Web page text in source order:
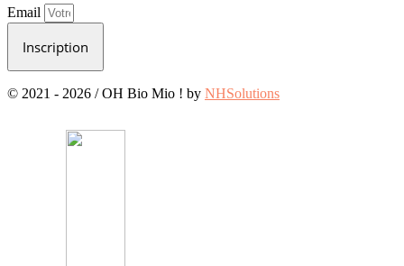
Email
Inscription
© 2021 - 2026 / OH Bio Mio ! by NHSolutions